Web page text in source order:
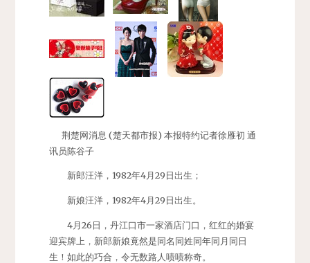
荆楚网消息 (楚天都市报) 本报特约记者徐雁初 通
讯员陈谷子
新郎汪洋，1982年4月29日出生；
新娘汪洋，1982年4月29日出生。
4月26日，丹江口市一家酒店门口，红红的婚宴
迎宾牌上，新郎新娘竟然是同名同姓同年同月同日
生！如此的巧合，令无数路人啧啧称奇。